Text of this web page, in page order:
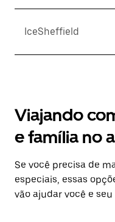
IceSheffield
Viajando
e família no
Se você precisa de
especiais, essas
vão ajudar você e